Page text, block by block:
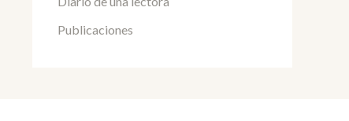
Publicaciones